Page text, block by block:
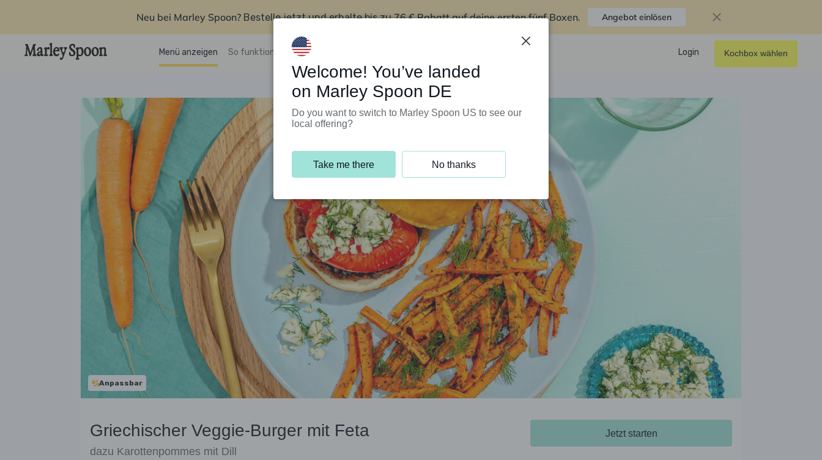
Neu bei Marley Spoon? Bestelle jetzt und erhalte bis zu76 € Rabatt auf deine ersten fünf Boxen. Angebot einlösen
Menü anzeigen So funktioniert’s Kundenservice Login Kochbox wählen
Anpassbar
Griechischer Veggie-Burger mit Feta
dazu Karottenpommes mit Dill
Jetzt starten
Welcome! You’ve landed
on Marley Spoon DE
Do you want to switch to Marley Spoon US to see our
local offering?
Take me there No thanks